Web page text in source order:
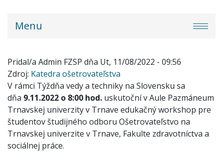
fzsp-
Menu
Pridal/a Admin FZSP dňa Ut, 11/08/2022 - 09:56
Zdroj Katedra ošetrovateľstva
V rámci Týždňa vedy a techniky na Slovensku sa
dňa 9.11.2022 o 8:00 hod. uskutoční v Aule Pazmáneum
Trnavskej univerzity v Trnave edukačný workshop pre
študentov študijného odboru Ošetrovateľstvo na
Trnavskej univerzite v Trnave, Fakulte zdravotníctva a
sociálnej práce.